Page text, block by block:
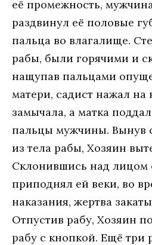
её промежность,
раздвинул её половые
пальца во влагалище.
рабы, были горячими и
нащупав пальцами
матери, садист нажал на
замычала, а матка
пальцы мужчины. Вынув
из тела рабы, Хозяин
Склонившись над лицом
приподнял ей веки, во
наказания, жертва
Отпустив рабу, Хозяин
рабу с кнопкой. Ещё три